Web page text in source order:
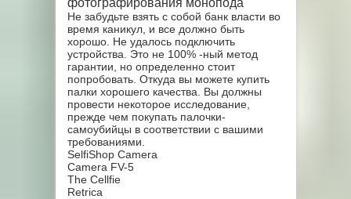
Не забудьте взять с собой банк власти во
время каникул, и все должно быть
хорошо. Не удалось подключить
устройства. Это не 100% -ный метод
гарантии, но определенно стоит
попробовать. Откуда вы можете купить
палки хорошего качества. Вы должны
провести некоторое исследование,
прежде чем покупать палочки-
самоубийцы в соответствии с вашими
требованиями.
SelfiShop Camera
Camera FV-5
The Cellfie
Retrica